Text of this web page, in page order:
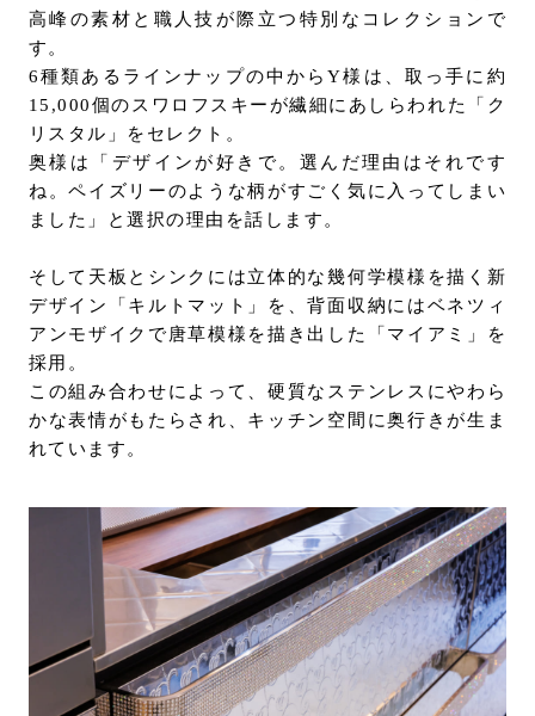
高峰の素材と職人技が際立つ特別なコレクションで
す。
6種類あるラインナップの中からY様は、取っ手に約
15,000個のスワロフスキーが繊細にあしらわれた「ク
リスタル」をセレクト。
奥様は「デザインが好きで。選んだ理由はそれです
ね。ペイズリーのような柄がすごく気に入ってしまい
ました」と選択の理由を話します。
そして天板とシンクには立体的な幾何学模様を描く新
デザイン「キルトマット」を、背面収納にはベネツィ
アンモザイクで唐草模様を描き出した「マイアミ」を
採用。
この組み合わせによって、硬質なステンレスにやわら
かな表情がもたらされ、キッチン空間に奥行きが生ま
れています。